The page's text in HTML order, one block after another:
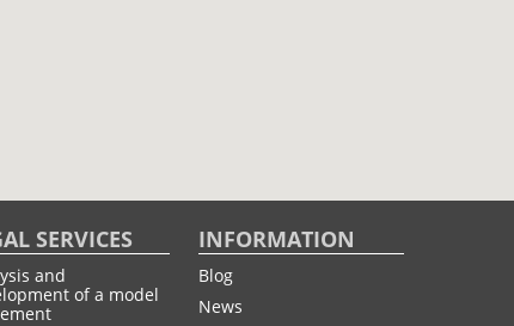
SERVICES
and
of a model
INFORMATION
Blog
News